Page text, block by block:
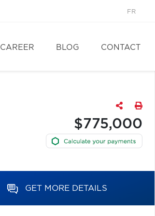
FR
CAREER BLOG CONTACT
$775,000
GET MORE DETAILS